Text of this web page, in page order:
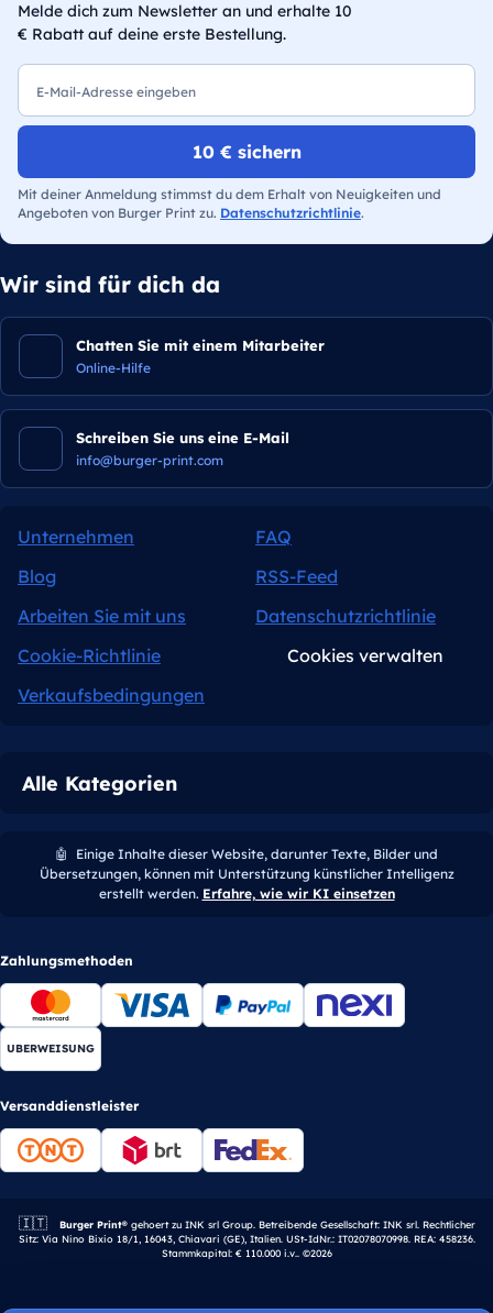
Melde dich zum Newsletter an und erhalte 10
€ Rabatt auf deine erste Bestellung.
10 € sichern
Mit deiner Anmeldung stimmst du dem Erhalt von Neuigkeiten und
Angeboten von Burger Print zu. Datenschutzrichtlinie.
Wir sind für dich da
Chatten Sie mit einem Mitarbeiter
Online-Hilfe
Schreiben Sie uns eine E-Mail
info@burger-print.com
Unternehmen
FAQ
Blog
RSS-Feed
Arbeiten Sie mit uns
Datenschutzrichtlinie
Cookie-Richtlinie
Cookies verwalten
Verkaufsbedingungen
Alle Kategorien
🤖
Einige Inhalte dieser Website, darunter Texte, Bilder und
Übersetzungen, können mit Unterstützung künstlicher Intelligenz
erstellt werden. Erfahre, wie wir KI einsetzen
Zahlungsmethoden
UBERWEISUNG
Versanddienstleister
🇮🇹 Italienisches Unternehmen.
Burger Print®gehoert zu INK srl Group. Betreibende Gesellschaft: INK srl. Rechtlicher
Sitz: Via Nino Bixio 18/1, 16043, Chiavari (GE), Italien. USt-IdNr.: IT02078070998. REA: 458236.
Stammkapital: € 110.000 i.v.. ©2026